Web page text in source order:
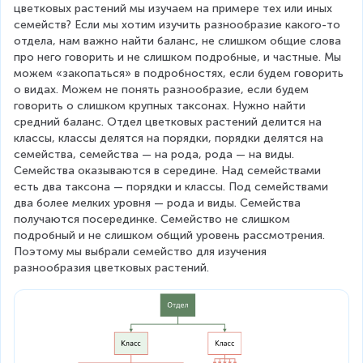
цветковых растений мы изучаем на примере тех или иных
семейств? Если мы хотим изучить разнообразие какого-то
отдела, нам важно найти баланс, не слишком общие слова
про него говорить и не слишком подробные, и частные. Мы
можем «закопаться» в подробностях, если будем говорить
о видах. Можем не понять разнообразие, если будем
говорить о слишком крупных таксонах. Нужно найти
средний баланс. Отдел цветковых растений делится на
классы, классы делятся на порядки, порядки делятся на
семейства, семейства — на рода, рода — на виды.
Семейства оказываются в середине. Над семействами
есть два таксона — порядки и классы. Под семействами
два более мелких уровня — рода и виды. Семейства
получаются посерединке. Семейство не слишком
подробный и не слишком общий уровень рассмотрения.
Поэтому мы выбрали семейство для изучения
разнообразия цветковых растений.